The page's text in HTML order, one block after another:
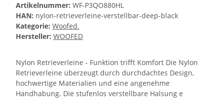
Artikelnummer: WF-P3QO880HL
HAN: nylon-retrieverleine-verstellbar-deep-black
Kategorie: Woofed.
Hersteller: WOOFED
Nylon Retrieverleine - Funktion trifft Komfort Die Nylon
Retrieverleine überzeugt durch durchdachtes Design,
hochwertige Materialien und eine angenehme
Handhabung. Die stufenlos verstellbare Halsung e